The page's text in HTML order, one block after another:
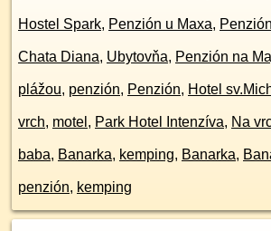
Hostel Spark, Penzión u Maxa,
Chata Diana, Ubytovňa, Penzión na
plážou, penzión, Penzión, Hotel
vrch, motel , Park Hotel Intenzíva, Na
baba, Banarka, kemping, Banarka,
penzión, kemping